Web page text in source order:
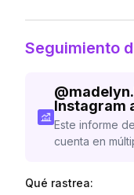
Seguimiento
@
Instagram
Este informe
cuenta en
Qué rastrea: